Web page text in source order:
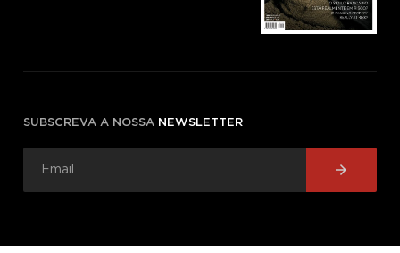
SUBSCREVA A NOSSA NEWSLETTER